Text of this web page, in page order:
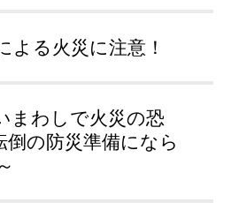
よる火災に注意！
まわしで火災の恐
倒の防災準備になら